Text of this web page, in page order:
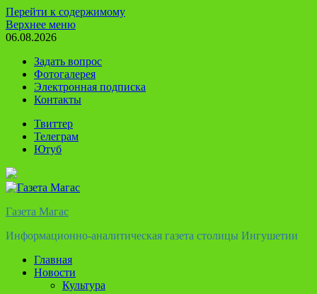
Перейти к содержимому
Верхнее меню
06.08.2026
Задать вопрос
Фотогалерея
Электронная подписка
Контакты
Твиттер
Телеграм
Ютуб
Газета Магас
Информационно-аналитическая газета столицы Ингушетии
Главная
Новости
Культура